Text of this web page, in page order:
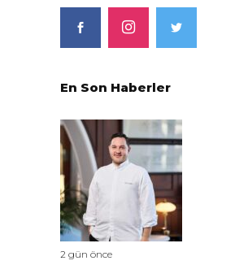
En Son Haberler
2 gün önce